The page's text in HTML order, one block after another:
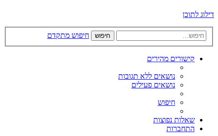
דילוג לתוכן
חיפוש חיפוש מתקדם
קישורים מהירים
נושאים ללא תגובות
נושאים פעילים
חיפוש
שאלות נפוצות
התחברות